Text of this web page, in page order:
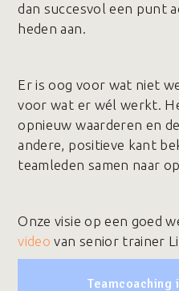
dan succesvol een punt
heden aan.
Er is oog voor wat niet
voor wat er wél werkt.
opnieuw waarderen en
andere, positieve kant
teamleden samen naar
Onze visie op een goed
video van senior trainer
Teamcoaching